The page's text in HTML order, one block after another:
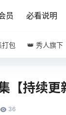
员 必看说明
打包 👑 秀人旗下
【持续更
36